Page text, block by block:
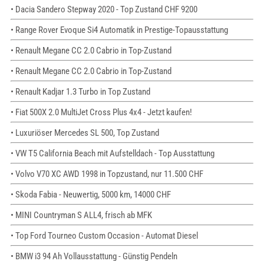
• Dacia Sandero Stepway 2020 - Top Zustand CHF 9200
• Range Rover Evoque Si4 Automatik in Prestige-Topausstattung
• Renault Megane CC 2.0 Cabrio in Top-Zustand
• Renault Megane CC 2.0 Cabrio in Top-Zustand
• Renault Kadjar 1.3 Turbo in Top Zustand
• Fiat 500X 2.0 MultiJet Cross Plus 4x4 - Jetzt kaufen!
• Luxuriöser Mercedes SL 500, Top Zustand
• VW T5 California Beach mit Aufstelldach - Top Ausstattung
• Volvo V70 XC AWD 1998 in Topzustand, nur 11.500 CHF
• Skoda Fabia - Neuwertig, 5000 km, 14000 CHF
• MINI Countryman S ALL4, frisch ab MFK
• Top Ford Tourneo Custom Occasion - Automat Diesel
• BMW i3 94 Ah Vollausstattung - Günstig Pendeln